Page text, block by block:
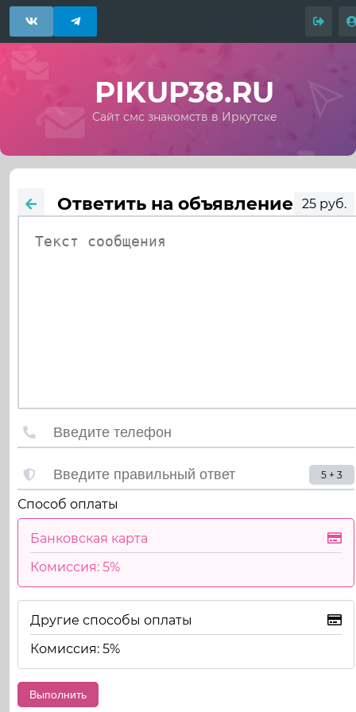
PIKUP38.RU
Сайт смс знакомств в Иркутске
Ответить на объявление 25 руб.
5 + 3
Способ оплаты
Банковская карта
Комиссия: 5%
Другие способы оплаты
Комиссия: 5%